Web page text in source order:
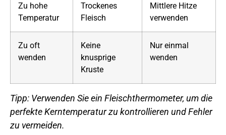
Zu hohe
Temperatur
Trockenes
Fleisch
Mittlere Hitze
verwenden
Zu oft
wenden
Keine
knusprige
Kruste
Nur einmal
wenden
Tipp: Verwenden Sie ein Fleischthermometer, um die
perfekte Kerntemperatur zu kontrollieren und Fehler
zu vermeiden.